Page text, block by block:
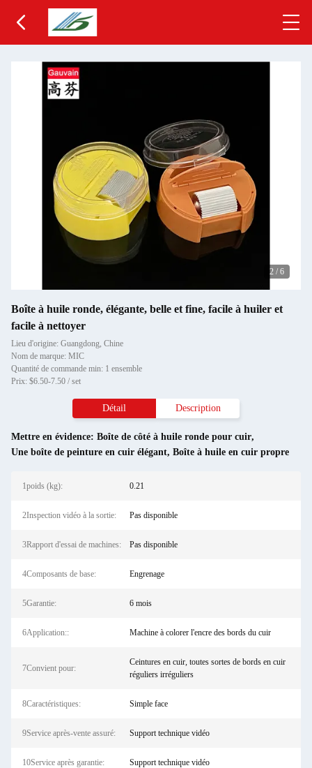
2 / 6
Boîte à huile ronde, élégante, belle et fine, facile à huiler et
facile à nettoyer
Lieu d'origine: Guangdong, Chine
Nom de marque: MIC
Quantité de commande min: 1 ensemble
Prix: $6.50-7.50 / set
Détail Description
Mettre en évidence: Boîte de côté à huile ronde pour cuir,
Une boîte de peinture en cuir élégant, Boîte à huile en cuir propre
1poids (kg): 0.21
2Inspection vidéo à la sortie: Pas disponible
3Rapport d'essai de machines: Pas disponible
4Composants de base: Engrenage
5Garantie: 6 mois
6Application:: Machine à colorer l'encre des bords du cuir
7Convient pour:
Ceintures en cuir, toutes sortes de bords en cuir
réguliers irréguliers
8Caractéristiques: Simple face
9Service après-vente assuré: Support technique vidéo
10Service après garantie: Support technique vidéo